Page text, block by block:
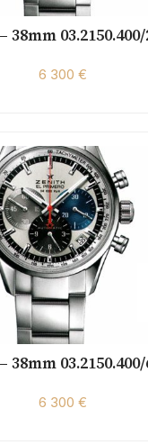
38mm
6 300 €
38mm
6 300 €